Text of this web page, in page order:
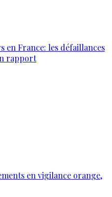
en France: les défaillances
rapport
en vigilance orange,